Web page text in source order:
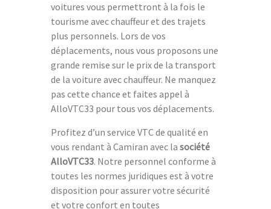
voitures vous permettront à la fois le
tourisme avec chauffeur et des trajets
plus personnels. Lors de vos
déplacements, nous vous proposons une
grande remise sur le prix de la transport
de la voiture avec chauffeur. Ne manquez
pas cette chance et faites appel à
AlloVTC33 pour tous vos déplacements.
Profitez d’un service VTC de qualité en
vous rendant à Camiran avec la société
AlloVTC33. Notre personnel conforme à
toutes les normes juridiques est à votre
disposition pour assurer votre sécurité
et votre confort en toutes